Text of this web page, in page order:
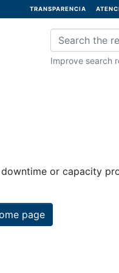
TRANSPARENCIA
Improve search
or capacity
page